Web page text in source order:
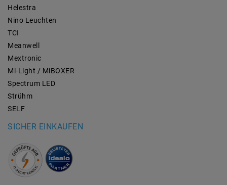
Helestra
Nino Leuchten
TCI
Meanwell
Mextronic
Mi-Light / MiBOXER
Spectrum LED
Strühm
SELF
SICHER EINKAUFEN